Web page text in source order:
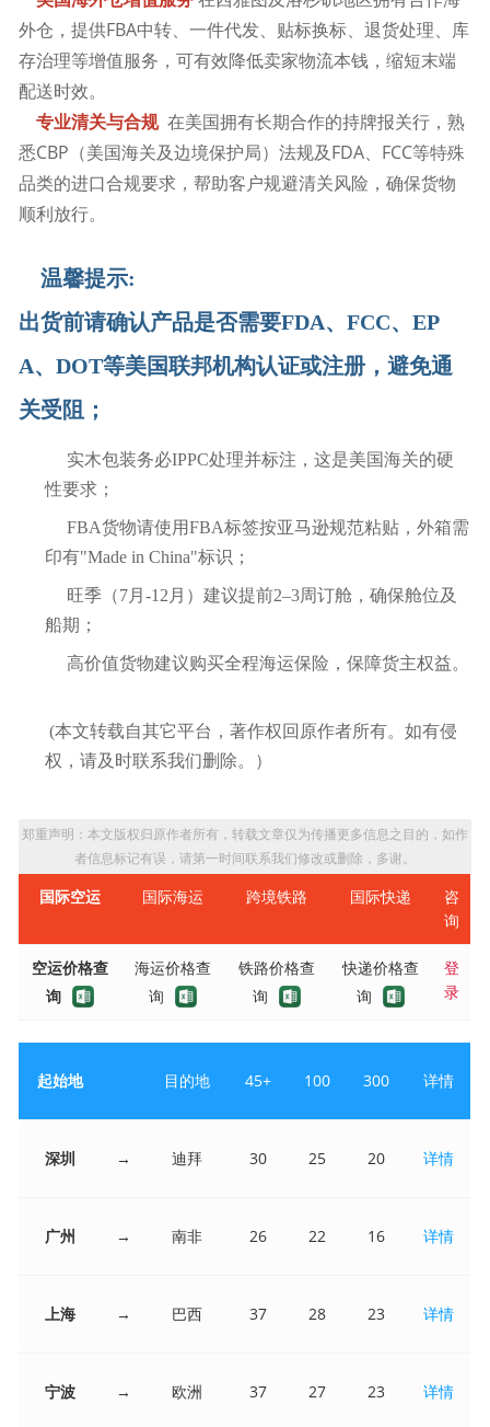
外仓，提供FBA中转、一件代发、贴标换标、退货处理、库
存治理等增值服务，可有效降低卖家物流本钱，缩短末端
配送时效。
专业清关与合规在美国拥有长期合作的持牌报关行，熟
悉CBP（美国海关及边境保护局）法规及FDA、FCC等特殊
品类的进口合规要求，帮助客户规避清关风险，确保货物
顺利放行。
温馨提示:
出货前请确认产品是否需要FDA、FCC、EP
A、DOT等美国联邦机构认证或注册，避免通
关受阻；
实木包装务必IPPC处理并标注，这是美国海关的硬
性要求；
FBA货物请使用FBA标签按亚马逊规范粘贴，外箱需
印有"Made in China"标识；
旺季（7月-12月）建议提前2–3周订舱，确保舱位及
船期；
高价值货物建议购买全程海运保险，保障货主权益。
(本文转载自其它平台，著作权回原作者所有。如有侵
权，请及时联系我们删除。）
郑重声明：本文版权归原作者所有，转载文章仅为传播更多信息之目的，如作
者信息标记有误，请第一时间联系我们修改或删除，多谢。
国际空运 国际海运 跨境铁路 国际快递
咨
询
空运价格查
询
海运价格查
询
铁路价格查
询
快递价格查
询
登
录
起始地 目的地 45+ 100 300 详情
深圳 → 迪拜 30 25 20 详情
广州 → 南非 26 22 16 详情
上海 → 巴西 37 28 23 详情
宁波 → 欧洲 37 27 23 详情